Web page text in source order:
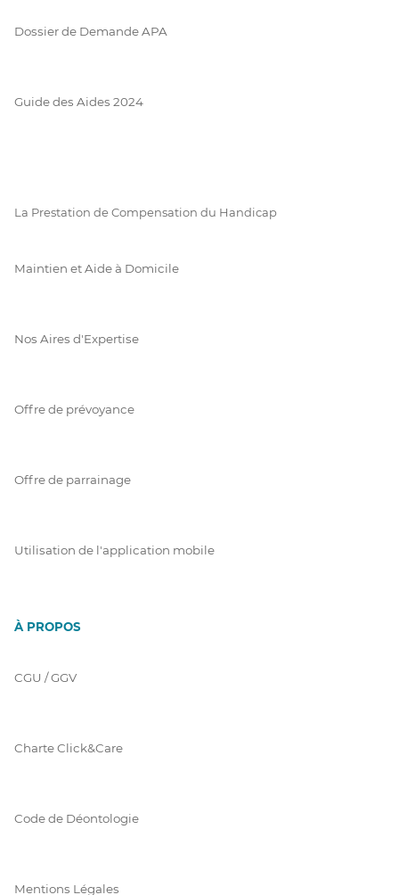
Dossier de Demande APA
Guide des Aides 2024
La Prestation de Compensation du Handicap
Maintien et Aide à Domicile
Nos Aires d'Expertise
Offre de prévoyance
Offre de parrainage
Utilisation de l'application mobile
À PROPOS
CGU / GGV
Charte Click&Care
Code de Déontologie
Mentions Légales